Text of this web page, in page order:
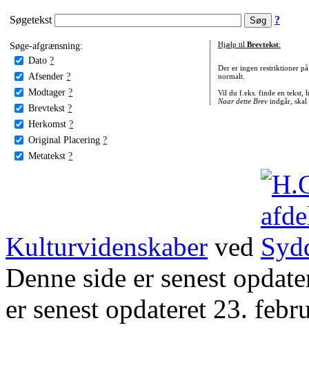
Søgetekst ?
Søge-afgrænsning:
Dato ?
Afsender ?
Modtager ?
Brevtekst ?
Herkomst ?
Original Placering ?
Metatekst ?
Hjælp til Brevtekst:
Der er ingen restriktioner
normalt.
Vil du f.eks. finde en tekst,
Naar dette Brevindgår, skal
Kulturvidenskaber ved
Denne side er senest
er senest opdateret 23.